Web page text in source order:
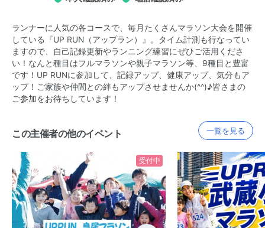
ランナーに人気の各コースで、毎月たくさんマラソン大会を開催
している『UP RUN（アップラン）』。タイム計測も行なってい
ますので、自己記録更新やランニング練習にぜひご活用くださ
い！なんと種目はフルマラソンや親子マラソン等、9種目と豊富
です！UP RUNに参加して、記録アップ、健康アップ、気分もア
ップ！ご家族や仲間との絆もアップさせませんか(^^)♪皆さまの
ご参加をお待ちしています！
この主催者の他のイベント 一覧を見る
受付中